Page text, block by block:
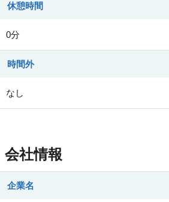
休憩時間
0分
時間外
なし
会社情報
企業名